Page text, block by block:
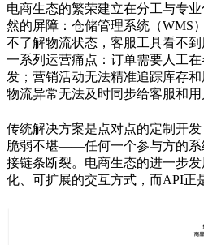
电商生态的繁荣建立在分工与专
然的屏障：仓储管理系统（WMS
不了解物流状态，客服工具看不
一系列运营痛点：订单需要人工
发；营销活动无法精准追踪库存
物流异常无法及时同步给客服和用
传统解决方案是点对点的定制开
脆弱不堪——任何一个参与方的
接链条断裂。电商生态的进一步
化、可扩展的交互方式，而API正